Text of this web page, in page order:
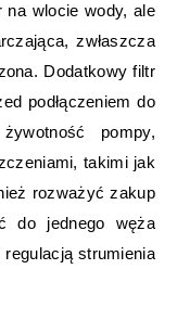
na wlocie wody, ale
zwłaszcza
Dodatkowy filtr
podłączeniem do
pompy,
takimi jak
rozważyć zakup
do jednego węża
strumienia